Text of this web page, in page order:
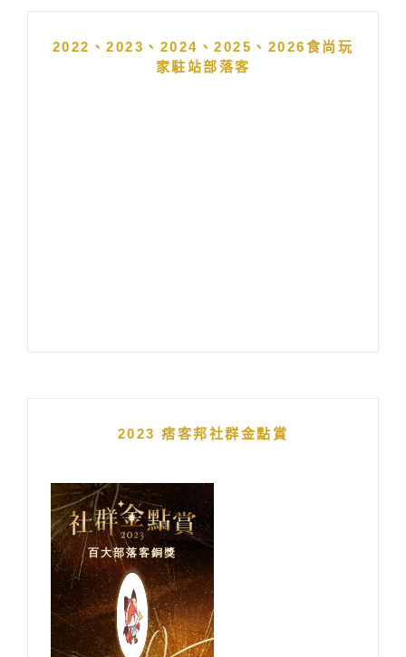
2022、2023、2024、2025、2026食尚玩
家駐站部落客
2023 痞客邦社群金點賞